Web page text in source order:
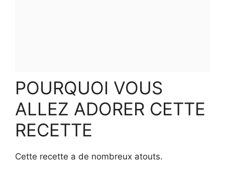
POURQUOI VOUS
ALLEZ ADORER CETTE
RECETTE
Cette recette a de nombreux atouts.